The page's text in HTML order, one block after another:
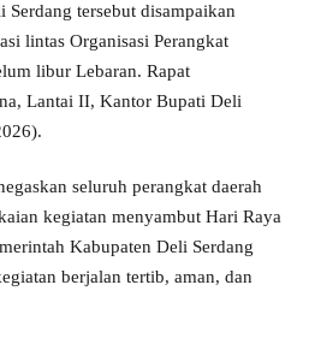
tersebut disampaikan
lintas Organisasi Perangkat
libur Lebaran. Rapat
Lantai II, Kantor Bupati Deli
seluruh perangkat daerah
kegiatan menyambut Hari Raya
Kabupaten Deli Serdang
berjalan tertib, aman, dan